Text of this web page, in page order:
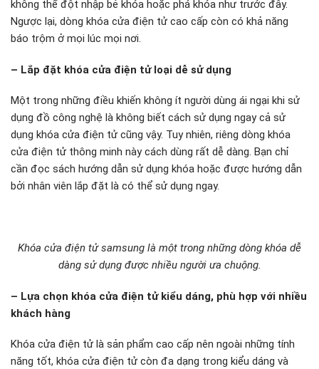
không thể đột nhập bẻ khóa hoặc phá khóa như trước đây.
Ngược lại, dòng khóa cửa điện tử cao cấp còn có khả năng
báo trộm ở mọi lúc mọi nơi.
– Lắp đặt khóa cửa điện tử loại dễ sử dụng
Một trong những điều khiến không ít người dùng ái ngại khi sử
dụng đồ công nghệ là không biết cách sử dụng ngay cả sử
dụng khóa cửa điện tử cũng vậy. Tuy nhiên, riêng dòng khóa
cửa điện tử thông minh này cách dùng rất dễ dàng. Bạn chỉ
cần đọc sách hướng dẫn sử dụng khóa hoặc được hướng dẫn
bởi nhân viên lắp đặt là có thể sử dụng ngay.
Khóa cửa điện tử samsung là một trong những dòng khóa dễ
dàng sử dụng được nhiều người ưa chuộng.
– Lựa chọn khóa cửa điện tử kiểu dáng, phù hợp với nhiều
khách hàng
Khóa cửa điện tử là sản phẩm cao cấp nên ngoài những tính
năng tốt, khóa cửa điện tử còn đa dạng trong kiểu dáng và